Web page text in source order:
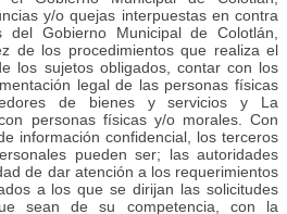
y/o quejas interpuestas en contra
Gobierno Municipal de Colotlán,
de los procedimientos que realiza el
los sujetos obligados, contar con los
legal de las personas físicas
de bienes y servicios y La
personas físicas y/o morales. Con
información confidencial, los terceros
pueden ser; las autoridades
de dar atención a los requerimientos
a los que se dirijan las solicitudes
sean de su competencia, con la